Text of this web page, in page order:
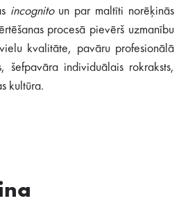
incognitoun par maltīti norēķinās
procesā pievērš uzmanību
kvalitāte, pavāru profesionālā
šefpavāra individuālais rokraksts,
kultūra.